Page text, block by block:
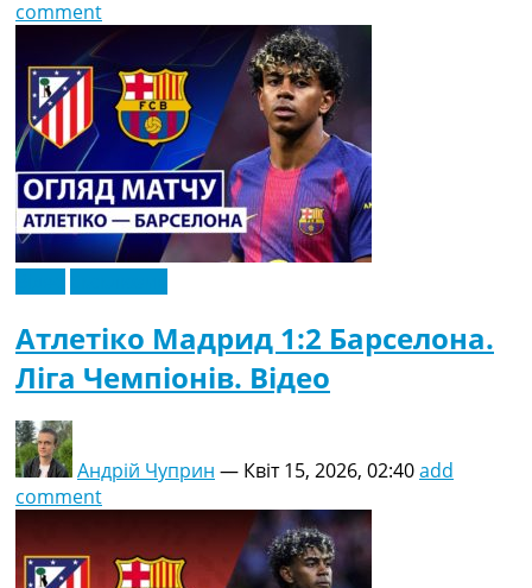
comment
Атлетіко Мадрид 1:2 Барселона.
Ліга Чемпіонів. Відео
Андрій Чуприн — Квіт 15, 2026, 02:40add
comment